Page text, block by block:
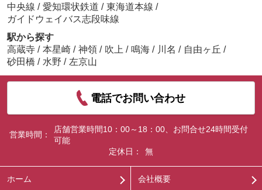
中央線 / 愛知環状鉄道 / 東海道本線 /
ガイドウェイバス志段味線
駅から探す
高蔵寺 / 本星崎 / 神領 / 吹上 / 鳴海 / 川名 / 自由ヶ丘 /
砂田橋 / 水野 / 左京山
電話でお問い合わせ
営業時間：
店舗営業時間10：00～18：00、お問合せ24時間受付
可能
定休日：
無
ホーム 会社概要